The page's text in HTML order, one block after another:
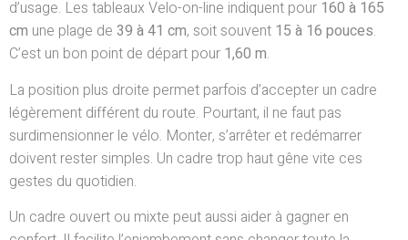
d’usage. Les tableaux Velo-on-line indiquent pour 160 à 165
cm une plage de 39 à 41 cm, soit souvent 15 à 16 pouces.
C’est un bon point de départ pour 1,60 m.
La position plus droite permet parfois d’accepter un cadre
légèrement différent du route. Pourtant, il ne faut pas
surdimensionner le vélo. Monter, s’arrêter et redémarrer
doivent rester simples. Un cadre trop haut gêne vite ces
gestes du quotidien.
Un cadre ouvert ou mixte peut aussi aider à gagner en